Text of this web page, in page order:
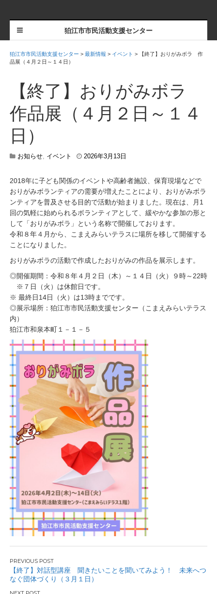
狛江市市民活動支援センター
狛江市市民活動支援センター > 最新情報 > イベント >
【終了】おりがみボラ 作
品展（４月２日～１４日）
【終了】おりがみボラ
作品展（４月２日～１４
日）
お知らせ, イベント 2026年3月13日
6
年
4
1
8
日
2018年に子ども関係のイベントや高齢者施設、保育現場などで
おりがみボランティアの需要が増えたことにより、おりがみボラ
ンティアを普及させる目的で活動が始まりました。 現在は、月1
回の気軽に始められるボランティアとして、緩やかな参加の形と
して「おりがみボラ」という名称で開催しております。
令和８年４月から、こまえみらいテラスに場所を移して開催する
ことになりました。
おりがみボラの活動で作成したおりがみの作品を展示します。
◎開催期間：令和８年４月２日（木）～１４日（火）９時～22時
※７日（火）は休館日です。
※ 最終日14日（火）は13時までです。
◎展示場所：狛江市市民活動支援センター（こまえみらいテラス
内）
狛江市和泉本町１－１－５
投
稿
【終了】対話型講座 聞きたいことを聞いてみよう！ 未来へつ
なぐ団体づくり（３月１日）